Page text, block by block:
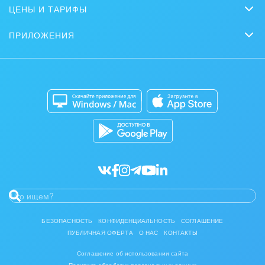
Контакт-центр
Журнал Битрикс24
Маркетинг
Нейросети
Кибербезопасность
Партнеры
Стать партнером
Битрикс24 для Энтерпрайз
ЦЕНЫ И ТАРИФЫ
ПРИЛОЖЕНИЯ
Битрикс24 Маркет
Разработчикам приложений
БЕЗОПАСНОСТЬ КОНФИДЕНЦИАЛЬНОСТЬ
СОГЛАШЕНИЕ
ПУБЛИЧНАЯ ОФЕРТА
О НАС КОНТАКТЫ
Соглашение об использовании сайта